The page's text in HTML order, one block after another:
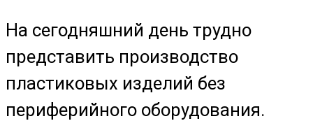
На сегодняшний день трудно
представить производство
пластиковых изделий без
периферийного оборудования.